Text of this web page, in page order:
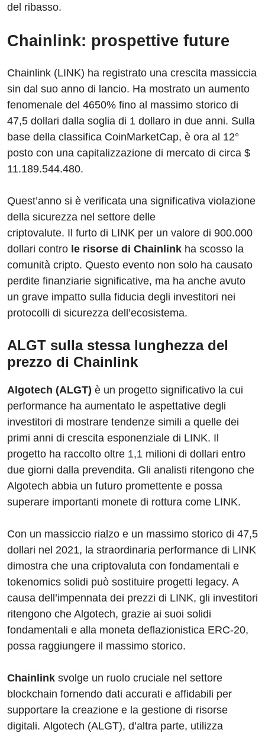
del ribasso.
Chainlink: prospettive future
Chainlink (LINK) ha registrato una crescita massiccia
sin dal suo anno di lancio. Ha mostrato un aumento
fenomenale del 4650% fino al massimo storico di
47,5 dollari dalla soglia di 1 dollaro in due anni. Sulla
base della classifica CoinMarketCap, è ora al 12°
posto con una capitalizzazione di mercato di circa $
11.189.544.480.
Quest’anno si è verificata una significativa violazione
della sicurezza nel settore delle
criptovalute. Il furto di LINK per un valore di 900.000
dollari contro le risorse di Chainlink ha scosso la
comunità cripto. Questo evento non solo ha causato
perdite finanziarie significative, ma ha anche avuto
un grave impatto sulla fiducia degli investitori nei
protocolli di sicurezza dell’ecosistema.
ALGT sulla stessa lunghezza del
prezzo di Chainlink
Algotech (ALGT) è un progetto significativo la cui
performance ha aumentato le aspettative degli
investitori di mostrare tendenze simili a quelle dei
primi anni di crescita esponenziale di LINK. Il
progetto ha raccolto oltre 1,1 milioni di dollari entro
due giorni dalla prevendita. Gli analisti ritengono che
Algotech abbia un futuro promettente e possa
superare importanti monete di rottura come LINK.
Con un massiccio rialzo e un massimo storico di 47,5
dollari nel 2021, la straordinaria performance di LINK
dimostra che una criptovaluta con fondamentali e
tokenomics solidi può sostituire progetti legacy. A
causa dell’impennata dei prezzi di LINK, gli investitori
ritengono che Algotech, grazie ai suoi solidi
fondamentali e alla moneta deflazionistica ERC-20,
possa raggiungere il massimo storico.
Chainlink svolge un ruolo cruciale nel settore
blockchain fornendo dati accurati e affidabili per
supportare la creazione e la gestione di risorse
digitali. Algotech (ALGT), d’altra parte, utilizza